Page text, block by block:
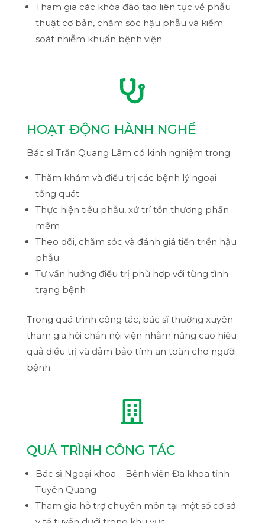
Tham gia các khóa đào tạo liên tục về phẫu
thuật cơ bản, chăm sóc hậu phẫu và kiểm
soát nhiễm khuẩn bệnh viện

HOẠT ĐỘNG HÀNH NGHỀ
Bác sĩ Trần Quang Lâm có kinh nghiệm trong:
Thăm khám và điều trị các bệnh lý ngoại
tổng quát
Thực hiện tiểu phẫu, xử trí tổn thương phần
mềm
Theo dõi, chăm sóc và đánh giá tiến triển hậu
phẫu
Tư vấn hướng điều trị phù hợp với từng tình
trạng bệnh
Trong quá trình công tác, bác sĩ thường xuyên
tham gia hội chẩn nội viện nhằm nâng cao hiệu
quả điều trị và đảm bảo tính an toàn cho người
bệnh.

QUÁ TRÌNH CÔNG TÁC
Bác sĩ Ngoại khoa – Bệnh viện Đa khoa tỉnh
Tuyên Quang
Tham gia hỗ trợ chuyên môn tại một số cơ sở